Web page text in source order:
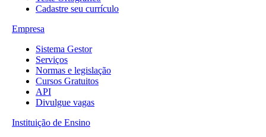
Cadastre seu currículo
Empresa
Sistema Gestor
Serviços
Normas e legislação
Cursos Gratuitos
API
Divulgue vagas
Instituição de Ensino